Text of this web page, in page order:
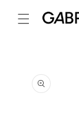
para o
conteúdo
informação
do produto